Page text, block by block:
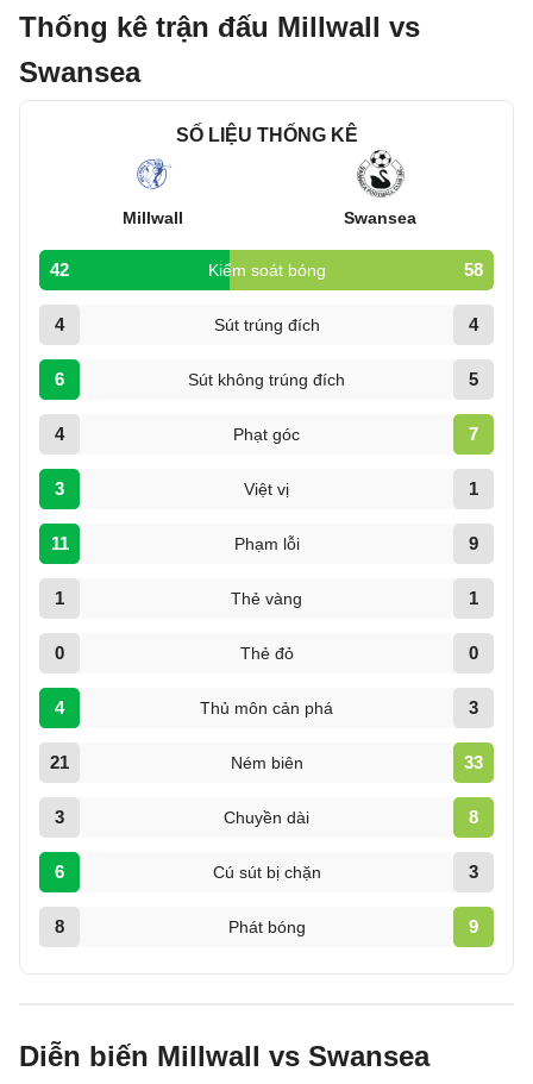
Thống kê trận đấu Millwall vs
Swansea
SỐ LIỆU THỐNG KÊ
Millwall Swansea
42 Kiểm soát bóng 58
4 Sút trúng đích 4
6 Sút không trúng đích 5
4 Phạt góc 7
3 Việt vị 1
11 Phạm lỗi 9
1 Thẻ vàng 1
0 Thẻ đỏ 0
4 Thủ môn cản phá 3
21 Ném biên 33
3 Chuyền dài 8
6 Cú sút bị chặn 3
8 Phát bóng 9
Diễn biến Millwall vs Swansea